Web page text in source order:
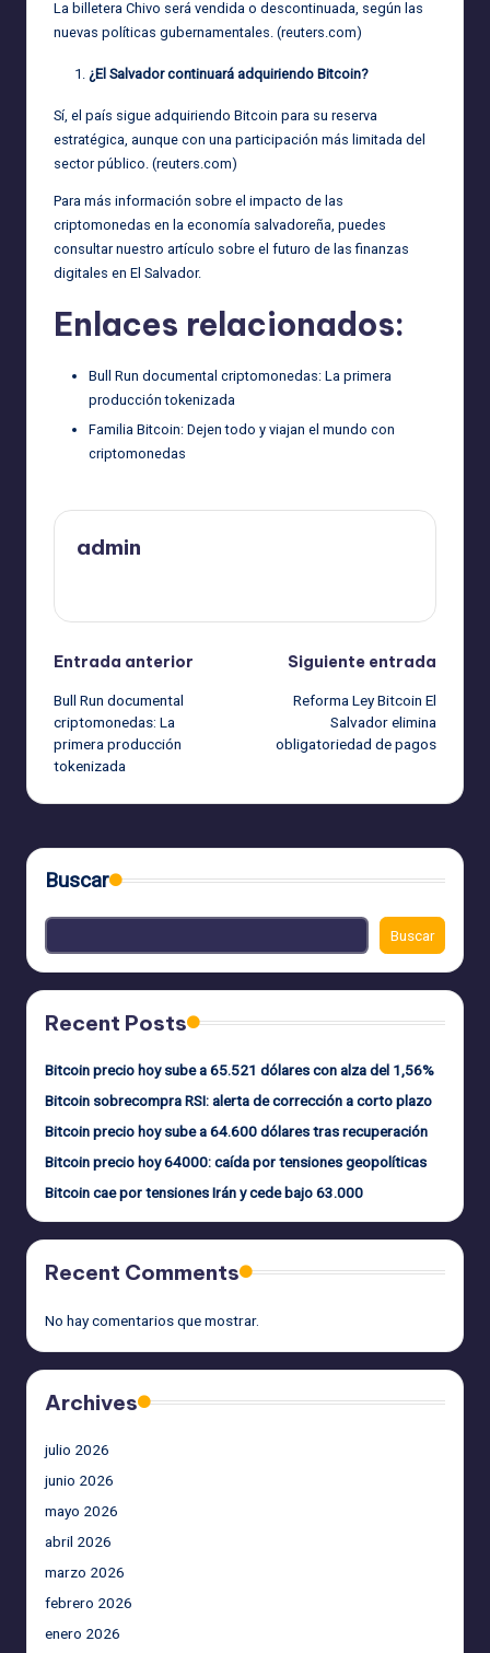
La billetera Chivo será vendida o descontinuada, según las
nuevas políticas gubernamentales. (reuters.com)
¿El Salvador continuará adquiriendo Bitcoin?
Sí, el país sigue adquiriendo Bitcoin para su reserva
estratégica, aunque con una participación más limitada del
sector público. (reuters.com)
Para más información sobre el impacto de las
criptomonedas en la economía salvadoreña, puedes
consultar nuestro artículo sobre el futuro de las finanzas
digitales en El Salvador.
Enlaces relacionados:
Bull Run documental criptomonedas: La primera
producción tokenizada
Familia Bitcoin: Dejen todo y viajan el mundo con
criptomonedas
admin
Navegación
de
entradas
Entrada anterior
Bull Run documental
criptomonedas: La
primera producción
tokenizada
Siguiente entrada
Reforma Ley Bitcoin El
Salvador elimina
obligatoriedad de pagos
Buscar
Buscar
Recent Posts
Bitcoin precio hoy sube a 65.521 dólares con alza del 1,56%
Bitcoin sobrecompra RSI: alerta de corrección a corto plazo
Bitcoin precio hoy sube a 64.600 dólares tras recuperación
Bitcoin precio hoy 64000: caída por tensiones geopolíticas
Bitcoin cae por tensiones Irán y cede bajo 63.000
Recent Comments
No hay comentarios que mostrar.
Archives
julio 2026
junio 2026
mayo 2026
abril 2026
marzo 2026
febrero 2026
enero 2026